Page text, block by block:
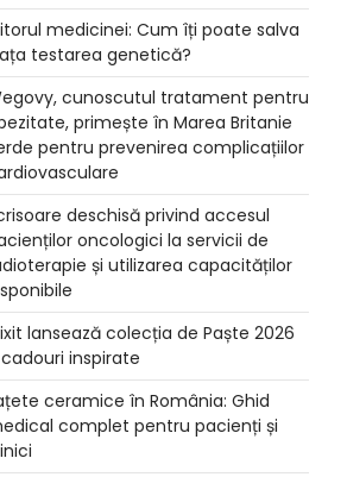
medicinei: Cum îți poate salva
testarea genetică?
cunoscutul tratament pentru
primește în Marea Britanie
pentru prevenirea complicațiilor
deschisă privind accesul
oncologici la servicii de
și utilizarea capacităților
lansează colecția de Paște 2026
inspirate
ceramice în România: Ghid
complet pentru pacienți și